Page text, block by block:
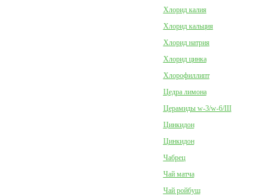
Хлорид калия
Хлорид кальция
Хлорид натрия
Хлорид цинка
Хлорофиллипт
Цедра лимона
Церамиды w-3/w-6/III
Цинкидон
Цинкидон
Чабрец
Чай матча
Чай ройбуш